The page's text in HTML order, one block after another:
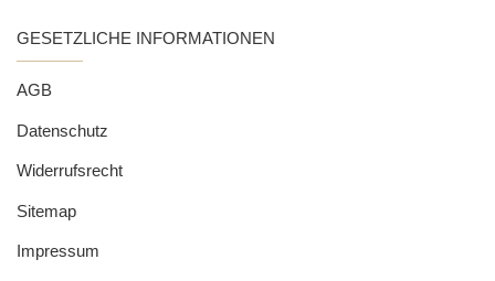
GESETZLICHE INFORMATIONEN
AGB
Datenschutz
Widerrufsrecht
Sitemap
Impressum